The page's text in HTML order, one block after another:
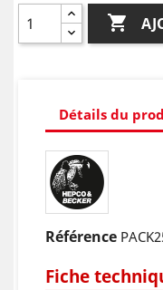

Détails du
Référence
Fiche